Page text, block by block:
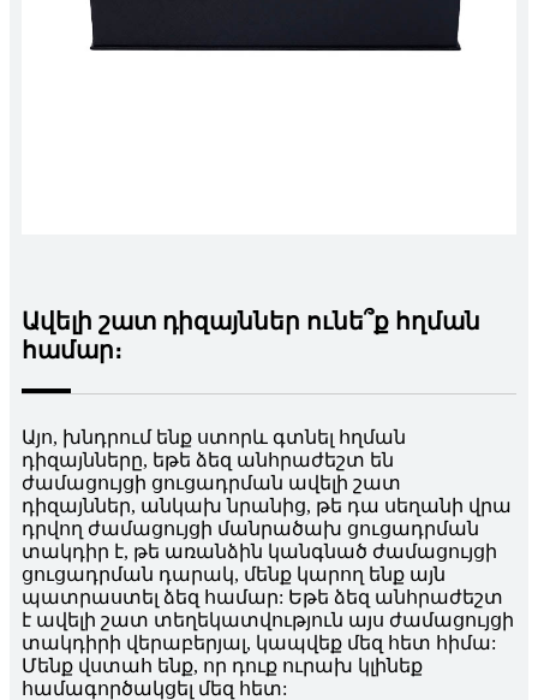
Ավելի շատ դիզայններ ունե՞ք հղման
համար։
Այո, խնդրում ենք ստորև գտնել հղման
դիզայնները, եթե ձեզ անհրաժեշտ են
ժամացույցի ցուցադրման ավելի շատ
դիզայններ, անկախ նրանից, թե դա սեղանի վրա
դրվող ժամացույցի մանրածախ ցուցադրման
տակդիր է, թե առանձին կանգնած ժամացույցի
ցուցադրման դարակ, մենք կարող ենք այն
պատրաստել ձեզ համար: Եթե ձեզ անհրաժեշտ
է ավելի շատ տեղեկատվություն այս ժամացույցի
տակդիրի վերաբերյալ, կապվեք մեզ հետ հիմա:
Մենք վստահ ենք, որ դուք ուրախ կլինեք
համագործակցել մեզ հետ: